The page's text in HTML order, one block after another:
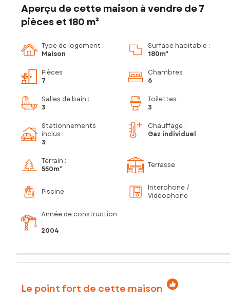
Aperçu de cette maison à vendre de 7
pièces et 180 m²
Type de logement :
Maison
Surface habitable :
180m²
Pièces :
7
Chambres :
6
Salles de bain :
3
Toilettes :
3
Stationnements
inclus :
3
Chauffage :
Gaz individuel
Terrain :
550m²
Terrasse
Piscine
Interphone /
Vidéophone
Année de construction
:
2004
Le point fort de cette maison